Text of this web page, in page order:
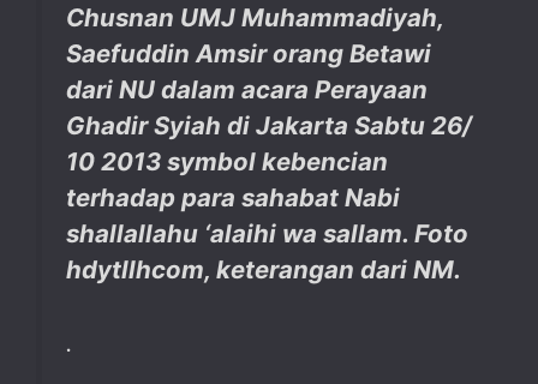
Chusnan UMJ Muhammadiyah,
Saefuddin Amsir orang Betawi
dari NU dalam acara Perayaan
Ghadir Syiah di Jakarta Sabtu 26/
10 2013 symbol kebencian
terhadap para sahabat Nabi
shallallahu ‘alaihi wa sallam. Foto
hdytllhcom, keterangan dari NM.
.